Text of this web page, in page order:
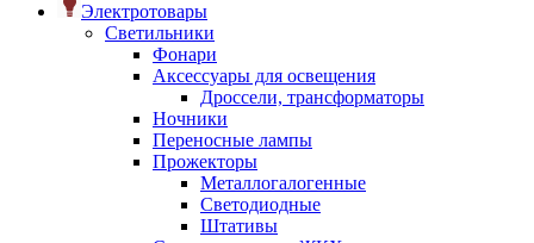
Электротовары
Светильники
Фонари
Аксессуары для освещения
Дроссели, трансформаторы
Ночники
Переносные лампы
Прожекторы
Металлогалогенные
Светодиодные
Штативы